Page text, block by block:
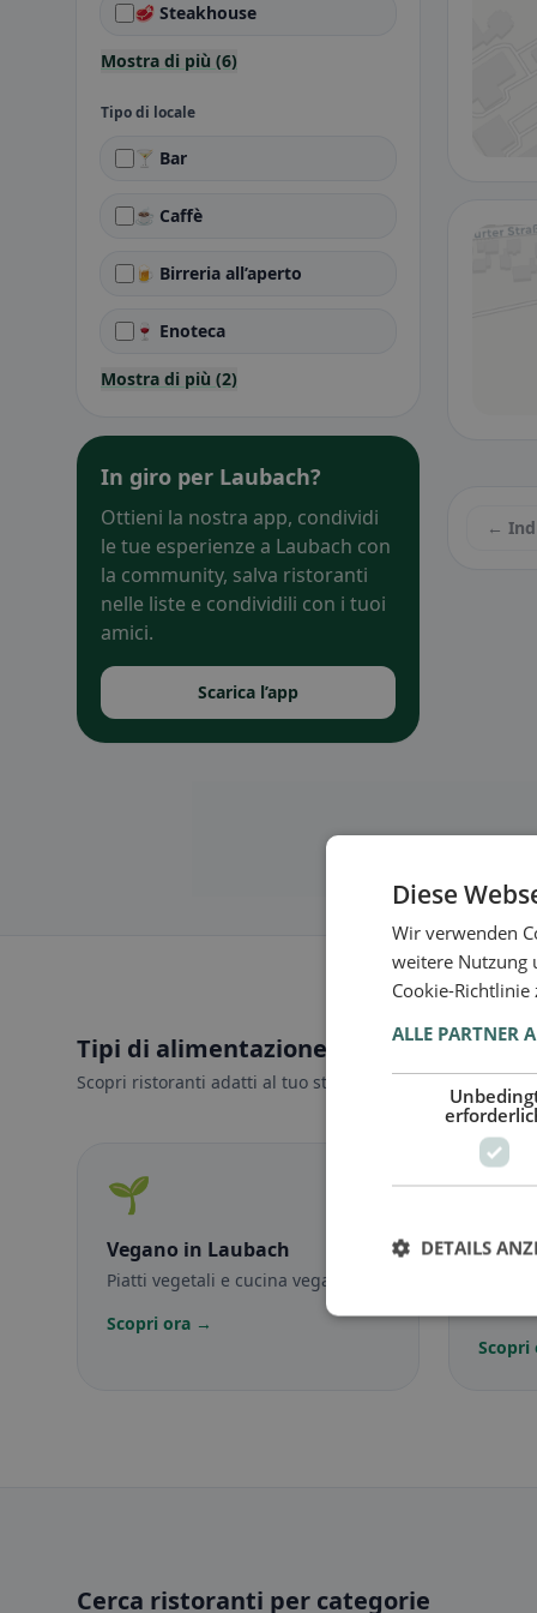
🥩 Steakhouse
Mostra di più (6)
Tipo di locale
🍸 Bar
☕ Caffè
🍺 Birreria all’aperto
🍷 Enoteca
Mostra di più (2)
In giro per Laubach?
Ottieni la nostra app, condividi
le tue esperienze a Laubach con
la community, salva ristoranti
nelle liste e condividili con i tuoi
amici.
Scarica l’app
←
Tipi di alimentazione a Laubach
Scopri ristoranti adatti al tuo stile alimentare.
🌱
Vegano in Laubach
Piatti vegetali e cucina vegana
Scopri ora →
🥕
Cerca ristoranti per categorie
Diese
Wir verwenden
weitere Nutzung
Cookie-
ALLE PARTNER
DETAILS